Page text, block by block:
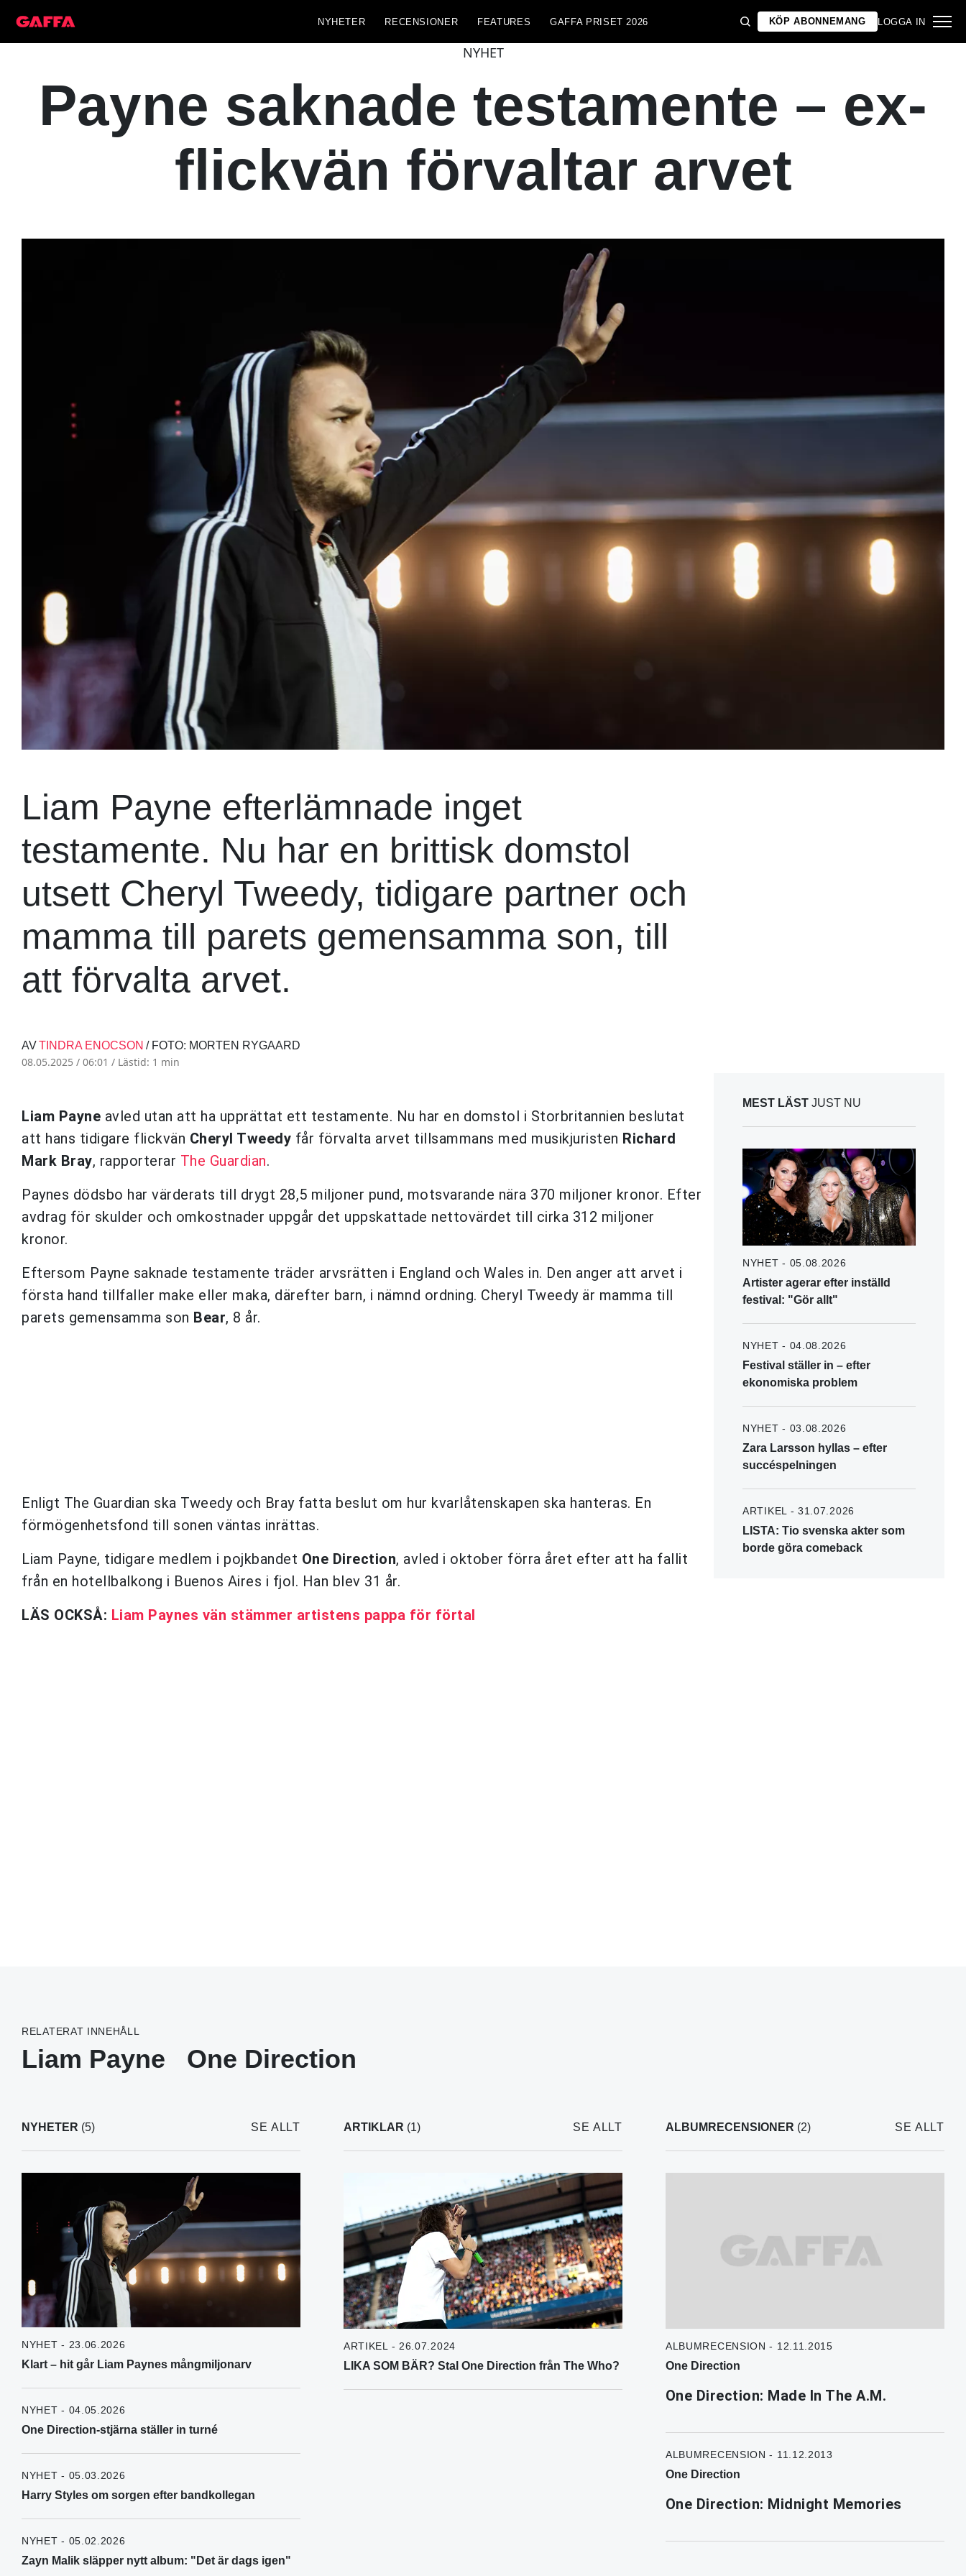
NYHETER RECENSIONER FEATURES GAFFA PRISET 2026 KÖP ABONNEMANG LOGGA IN
NYHET
Payne saknade testamente – ex-
flickvän förvaltar arvet
Liam Payne efterlämnade inget
testamente. Nu har en brittisk domstol
utsett Cheryl Tweedy, tidigare partner och
mamma till parets gemensamma son, till
att förvalta arvet.
AVTINDRA ENOCSON / FOTO: MORTEN RYGAARD
08.05.2025 / 06:01 / Lästid: 1 min
Liam Payne avled utan att ha upprättat ett testamente. Nu har en domstol i Storbritannien beslutat
att hans tidigare flickvän Cheryl Tweedy får förvalta arvet tillsammans med musikjuristen Richard
Mark Bray, rapporterar The Guardian.
Paynes dödsbo har värderats till drygt 28,5 miljoner pund, motsvarande nära 370 miljoner kronor. Efter
avdrag för skulder och omkostnader uppgår det uppskattade nettovärdet till cirka 312 miljoner
kronor.
Eftersom Payne saknade testamente träder arvsrätten i England och Wales in. Den anger att arvet i
första hand tillfaller make eller maka, därefter barn, i nämnd ordning. Cheryl Tweedy är mamma till
parets gemensamma son Bear, 8 år.
Enligt The Guardian ska Tweedy och Bray fatta beslut om hur kvarlåtenskapen ska hanteras. En
förmögenhetsfond till sonen väntas inrättas.
Liam Payne, tidigare medlem i pojkbandet One Direction, avled i oktober förra året efter att ha fallit
från en hotellbalkong i Buenos Aires i fjol. Han blev 31 år.
LÄS OCKSÅ: Liam Paynes vän stämmer artistens pappa för förtal
MEST LÄST JUST NU
NYHET - 05.08.2026
Artister agerar efter inställd
festival: "Gör allt"
NYHET - 04.08.2026
Festival ställer in – efter
ekonomiska problem
NYHET - 03.08.2026
Zara Larsson hyllas – efter
succéspelningen
ARTIKEL - 31.07.2026
LISTA: Tio svenska akter som
borde göra comeback
RELATERAT INNEHÅLL
Liam Payne One Direction
NYHETER (5) SE ALLT
NYHET - 23.06.2026
Klart – hit går Liam Paynes mångmiljonarv
NYHET - 04.05.2026
One Direction-stjärna ställer in turné
NYHET - 05.03.2026
Harry Styles om sorgen efter bandkollegan
NYHET - 05.02.2026
Zayn Malik släpper nytt album: "Det är dags igen"
ARTIKLAR (1) SE ALLT
ARTIKEL - 26.07.2024
LIKA SOM BÄR? Stal One Direction från The Who?
ALBUMRECENSIONER (2) SE ALLT
ALBUMRECENSION - 12.11.2015
One Direction
One Direction: Made In The A.M.
ALBUMRECENSION - 11.12.2013
One Direction
One Direction: Midnight Memories